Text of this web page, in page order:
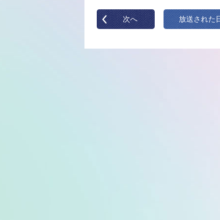
次へ 放送された